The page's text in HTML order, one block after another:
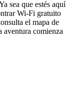
sea que estés aquí
Wi-Fi gratuito
el mapa de
aventura comienza